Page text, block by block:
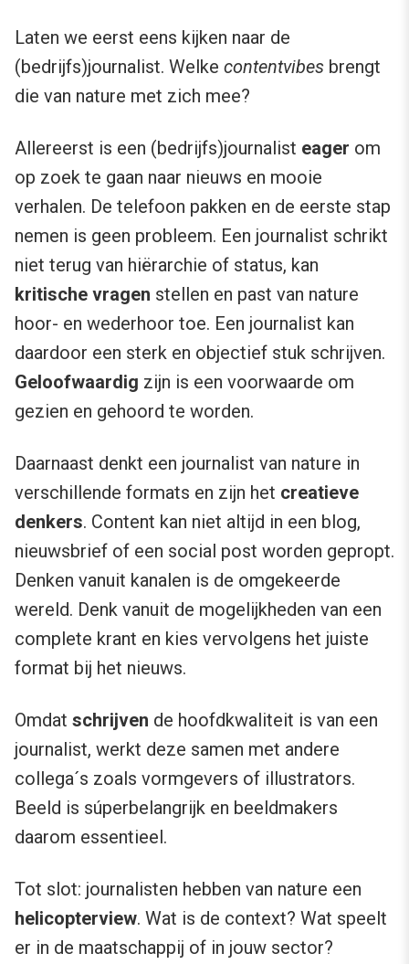
Laten we eerst eens kijken naar de
(bedrijfs)journalist. Welke contentvibes brengt
die van nature met zich mee?
Allereerst is een (bedrijfs)journalist eager om
op zoek te gaan naar nieuws en mooie
verhalen. De telefoon pakken en de eerste stap
nemen is geen probleem. Een journalist schrikt
niet terug van hiërarchie of status, kan
kritische vragen stellen en past van nature
hoor- en wederhoor toe. Een journalist kan
daardoor een sterk en objectief stuk schrijven.
Geloofwaardig zijn is een voorwaarde om
gezien en gehoord te worden.
Daarnaast denkt een journalist van nature in
verschillende formats en zijn het creatieve
denkers. Content kan niet altijd in een blog,
nieuwsbrief of een social post worden gepropt.
Denken vanuit kanalen is de omgekeerde
wereld. Denk vanuit de mogelijkheden van een
complete krant en kies vervolgens het juiste
format bij het nieuws.
Omdat schrijven de hoofdkwaliteit is van een
journalist, werkt deze samen met andere
collega´s zoals vormgevers of illustrators.
Beeld is súperbelangrijk en beeldmakers
daarom essentieel.
Tot slot: journalisten hebben van nature een
helicopterview. Wat is de context? Wat speelt
er in de maatschappij of in jouw sector?